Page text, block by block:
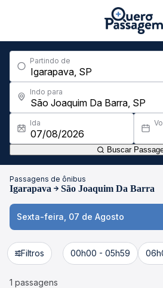
Partindo de
Indo para
Ida
Buscar
Passagens de ônibus
Igarapava São Joaquim Da Barra
Sexta-feira, 07 de Agosto
Filtros 00h00 - 05h59
1 passagens